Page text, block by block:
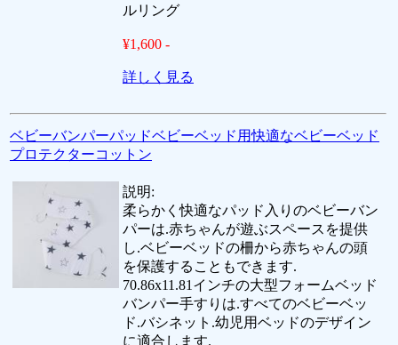
ルリング
¥1,600 -
詳しく見る
ベビーバンパーパッドベビーベッド用快適なベビーベッド
プロテクターコットン
説明:
柔らかく快適なパッド入りのベビーバン
パーは.赤ちゃんが遊ぶスペースを提供
し.ベビーベッドの柵から赤ちゃんの頭
を保護することもできます.
70.86x11.81インチの大型フォームベッド
バンパー手すりは.すべてのベビーベッ
ド.バシネット.幼児用ベッドのデザイン
に適合します.